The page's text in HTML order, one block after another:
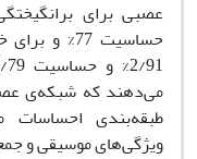
می‌دهند که شبکه‌ی
طبقه‌بندی احساسات
ویژگی‌های موسیقی و